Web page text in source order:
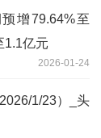
增79.64%至
1.1亿元
2026-01-24
1/23）_头